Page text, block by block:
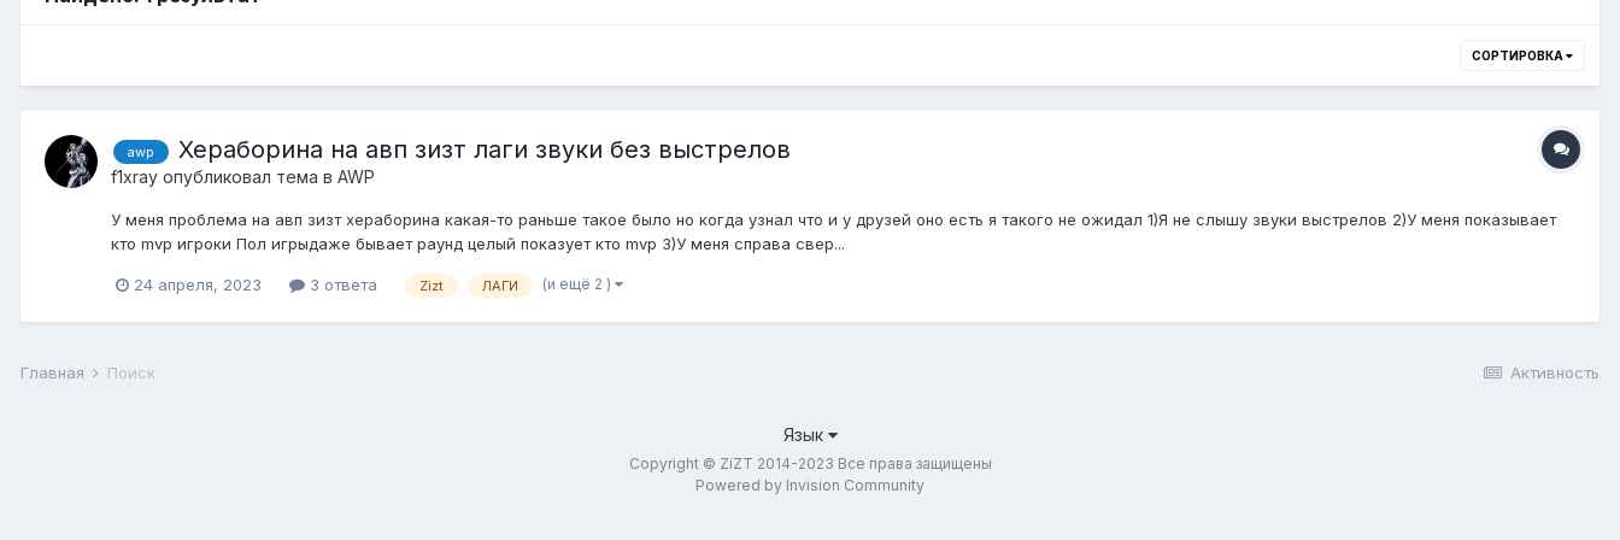
СОРТИРОВКА
awp Хераборина на авп зизт лаги звуки без выстрелов
f1xray опубликовал тема в AWP
У меня проблема на авп зизт хераборина какая-то раньше такое было но когда узнал что и у друзей оно есть я такого не ожидал 1)Я не слышу звуки выстрелов 2)У меня показывает
кто mvp игроки Пол игрыдаже бывает раунд целый показует кто mvp 3)У меня справа свер...
24 апреля, 2023 3 ответа Zizt ЛАГИ (и ещё 2 )
Активность
Главная Поиск
Язык
Copyright © ZiZT 2014-2023 Все права защищены
Powered by Invision Community